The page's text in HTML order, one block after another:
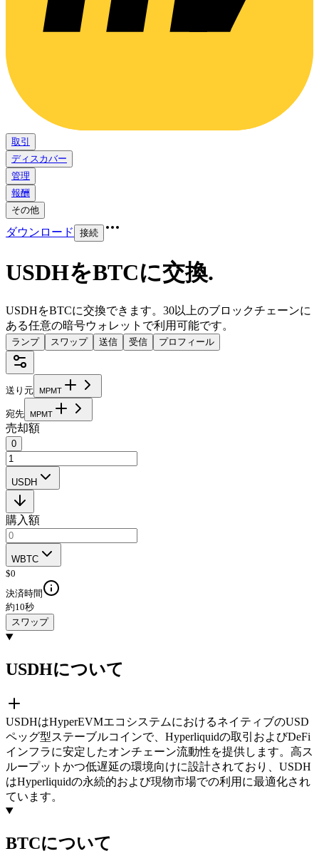
取引
ディスカバー
管理
報酬
その他
ダウンロード 接続
USDHをBTCに交換.
USDHをBTCに交換できます。30以上のブロックチェーンに
ある任意の暗号ウォレットで利用可能です。
ランプ スワップ 送信 受信 プロフィール
送り元 MPMT
宛先 MPMT
売却額
0
USDH
購入額
WBTC
$0
決済時間
約10秒
スワップ
USDHについて
USDHはHyperEVMエコシステムにおけるネイティブのUSD
ペッグ型ステーブルコインで、Hyperliquidの取引およびDeFi
インフラに安定したオンチェーン流動性を提供します。高ス
ループットかつ低遅延の環境向けに設計されており、USDH
はHyperliquidの永続的および現物市場での利用に最適化され
ています。
BTCについて